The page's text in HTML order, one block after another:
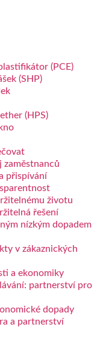
(PCE)
(SHP)
(HPS)
zaměstnanců
přispívání
životu
řešení
nízkým dopadem
v zákaznických
a ekonomiky
partnerství pro
dopady
a partnerství